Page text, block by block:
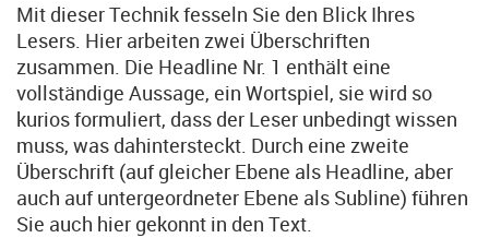
Mit dieser Technik fesseln Sie den Blick Ihres
Lesers. Hier arbeiten zwei Überschriften
zusammen. Die Headline Nr. 1 enthält eine
vollständige Aussage, ein Wortspiel, sie wird so
kurios formuliert, dass der Leser unbedingt wissen
muss, was dahintersteckt. Durch eine zweite
Überschrift (auf gleicher Ebene als Headline, aber
auch auf untergeordneter Ebene als Subline) führen
Sie auch hier gekonnt in den Text.